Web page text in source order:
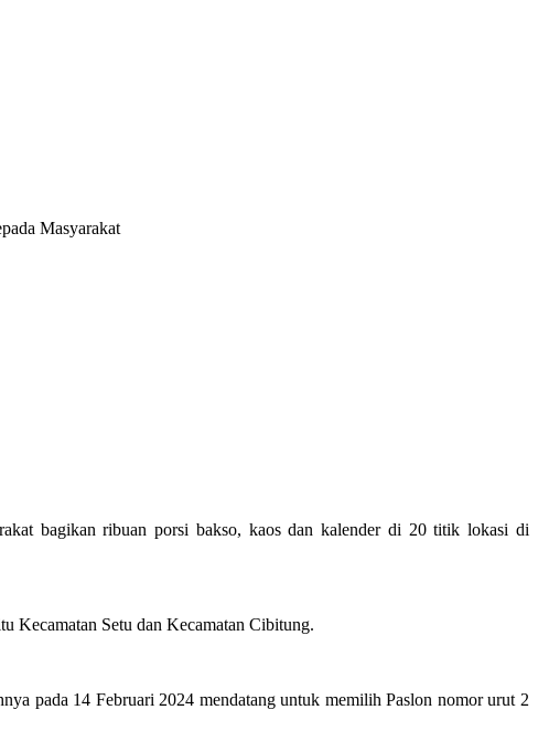
Masyarakat
bagikan ribuan porsi bakso, kaos dan kalender di 20 titik lokasi di
Kecamatan Setu dan Kecamatan Cibitung.
pada 14 Februari 2024 mendatang untuk memilih Paslon nomor urut 2